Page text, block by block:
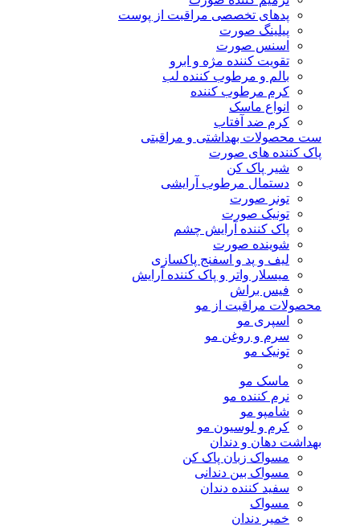
پدهای تخصصی مراقبت از پوست
پیلینگ صورت
اسنس صورت
تقویت کننده مژه و ابرو
بالم و مرطوب کننده لب
کرم مرطوب کننده
انواع ماسک
کرم ضد آفتاب
ست محصولات بهداشتی و مراقبتی
پاک کننده های صورت
شیر پاک کن
دستمال مرطوب آرایشی
تونر صورت
تونیک صورت
پاک کننده آرایش چشم
شوینده صورت
لیف و پد و اسفنج پاکسازی
میسلار واتر و پاک کننده آرایش
فیس براش
محصولات مراقبت از مو
اسپری مو
سرم و روغن مو
تونیک مو
ماسک مو
نرم کننده مو
شامپو مو
کرم و لوسیون مو
بهداشت دهان و دندان
مسواک زبان پاک کن
مسواک بین دندانی
سفید کننده دندان
مسواک
خمیر دندان